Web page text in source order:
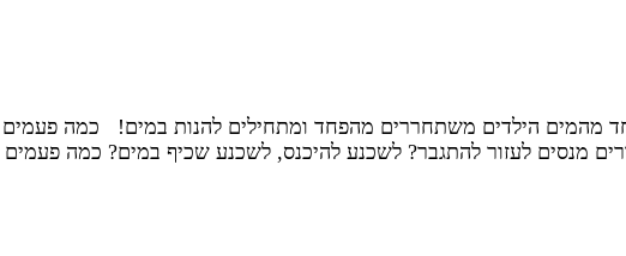
מהמים הילדים משתחררים מהפחד ומתחילים להנות במים! כמה פעמים
מנסים לעזור להתגבר? לשכנע להיכנס, לשכנע שכיף במים? כמה